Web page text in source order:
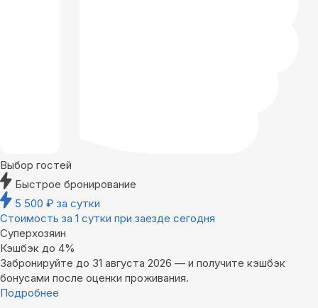
Выбор гостей
Быстрое бронирование
5 500 ₽ за сутки
Стоимость за 1 сутки при заезде сегодня
Суперхозяин
Кэшбэк до 4%
Забронируйте до 31 августа 2026 — и получите кэшбэк
бонусами после оценки проживания.
Подробнее